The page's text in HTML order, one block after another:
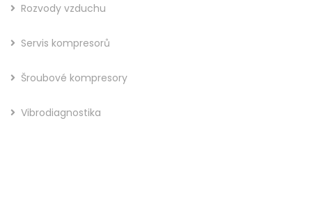
Rozvody vzduchu
Servis kompresorů
Šroubové kompresory
Vibrodiagnostika